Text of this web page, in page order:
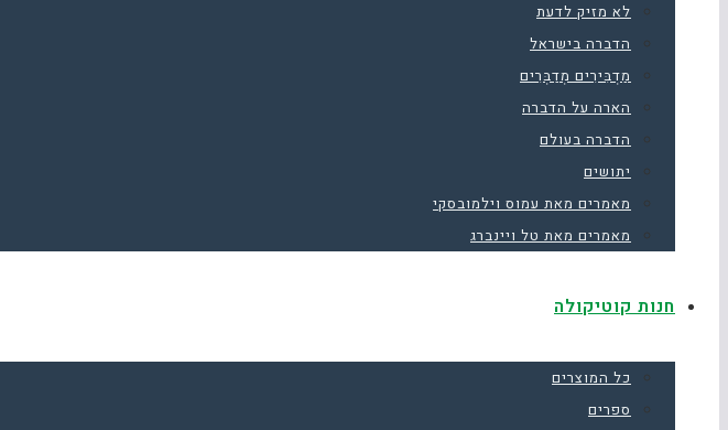
לא מזיק לדעת
הדברה בישראל
מַדְבִּירִים מְדַבְּרִים
הארה על הדברה
הדברה בעולם
יתושים
מאמרים מאת עמוס וילמובסקי
מאמרים מאת טל ויינברג
חנות קוטיקולה
כל המוצרים
ספרים